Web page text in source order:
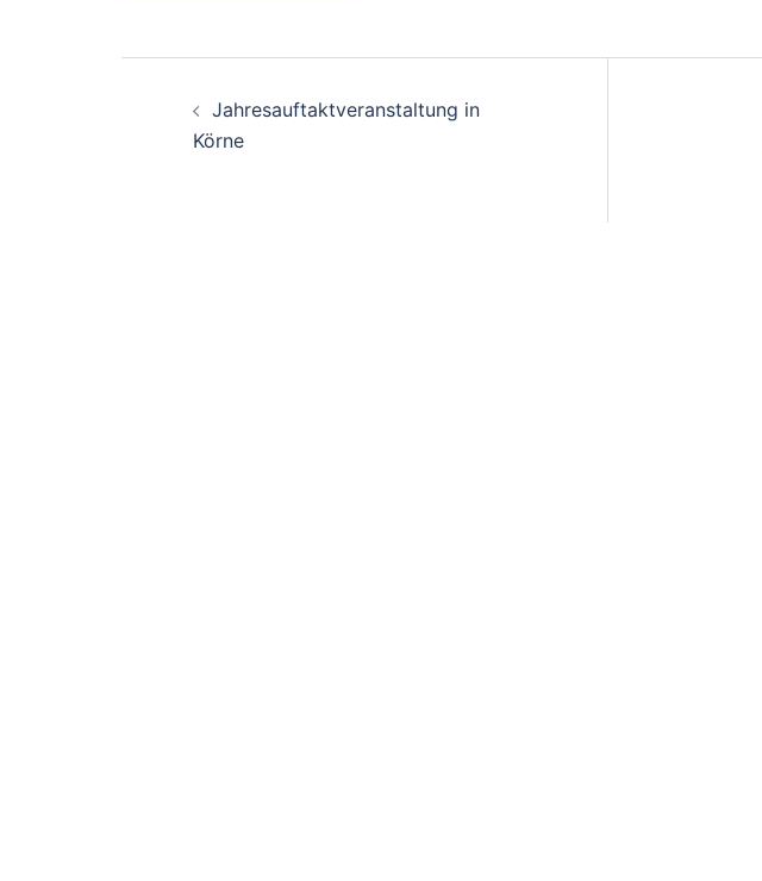
Beitrags-
Navigation
Jahresauftaktveranstaltung in
Körne